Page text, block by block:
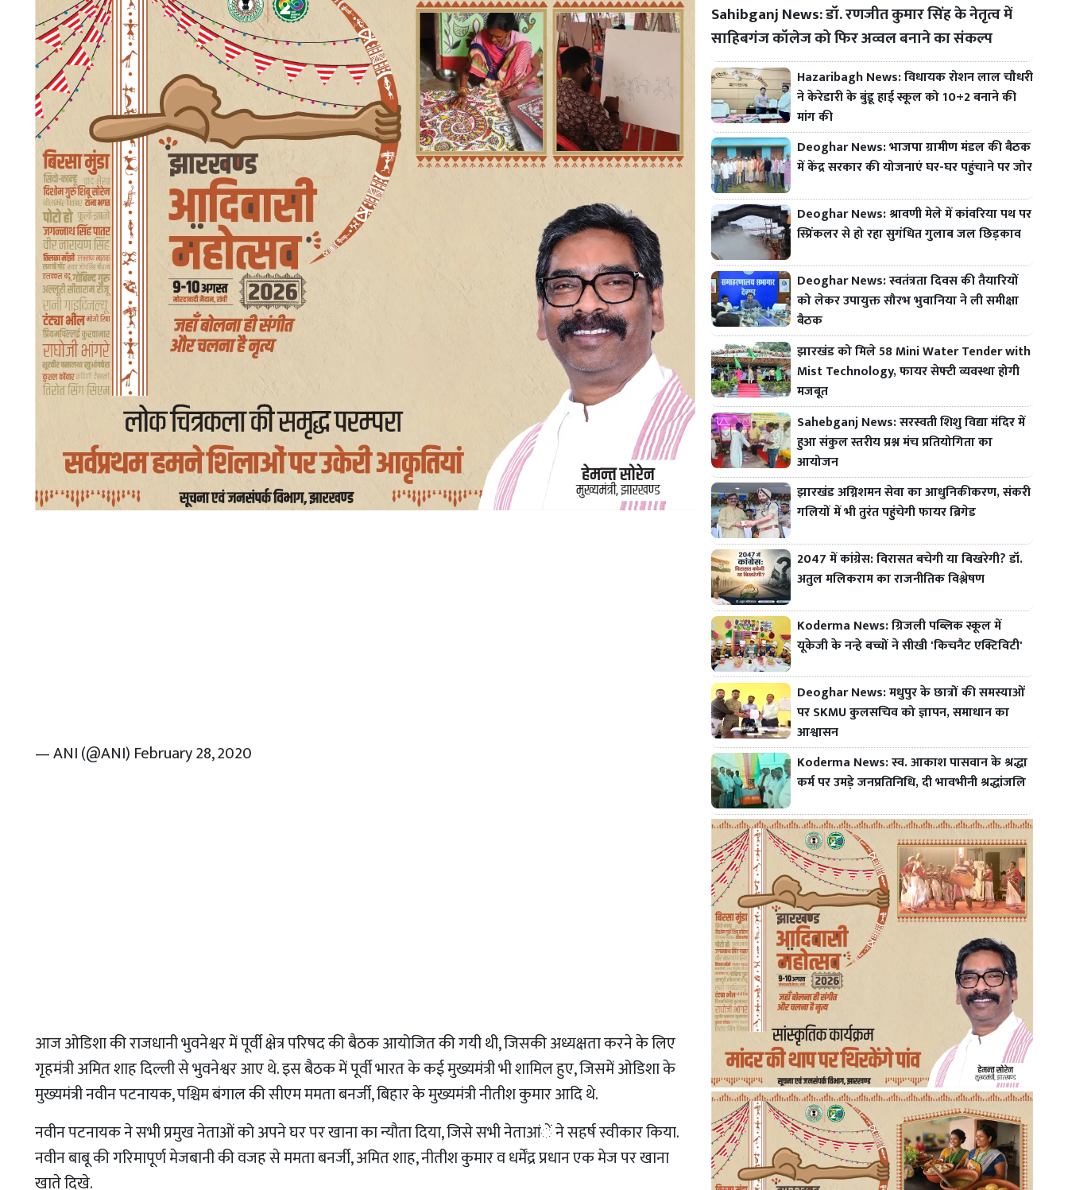
— ANI (@ANI) February 28, 2020
आज ओडिशा की राजधानी भुवनेश्वर में पूर्वी क्षेत्र परिषद की बैठक आयोजित की गयी थी, जिसकी अध्यक्षता करने के लिए
गृहमंत्री अमित शाह दिल्ली से भुवनेश्वर आए थे. इस बैठक में पूर्वी भारत के कई मुख्यमंत्री भी शामिल हुए, जिसमें ओडिशा के
मुख्यमंत्री नवीन पटनायक, पश्चिम बंगाल की सीएम ममता बनर्जी, बिहार के मुख्यमंत्री नीतीश कुमार आदि थे.
नवीन पटनायक ने सभी प्रमुख नेताओं को अपने घर पर खाना का न्यौता दिया, जिसे सभी नेताआंें ने सहर्ष स्वीकार किया.
नवीन बाबू की गरिमापूर्ण मेजबानी की वजह से ममता बनर्जी, अमित शाह, नीतीश कुमार व धर्मेंद्र प्रधान एक मेज पर खाना
खाते दिखे.
Sahibganj News: डॉ. रणजीत कुमार सिंह के नेतृत्व में
साहिबगंज कॉलेज को फिर अव्वल बनाने का संकल्प
Hazaribagh News: विधायक रोशन लाल चौधरी
ने केरेडारी के बुंडू हाई स्कूल को 10+2 बनाने की
मांग की
Deoghar News: भाजपा ग्रामीण मंडल की बैठक
में केंद्र सरकार की योजनाएं घर-घर पहुंचाने पर जोर
Deoghar News: श्रावणी मेले में कांवरिया पथ पर
स्प्रिंकलर से हो रहा सुगंधित गुलाब जल छिड़काव
Deoghar News: स्वतंत्रता दिवस की तैयारियों
को लेकर उपायुक्त सौरभ भुवानिया ने ली समीक्षा
बैठक
झारखंड को मिले 58 Mini Water Tender with
Mist Technology, फायर सेफ्टी व्यवस्था होगी
मजबूत
Sahebganj News: सरस्वती शिशु विद्या मंदिर में
हुआ संकुल स्तरीय प्रश्न मंच प्रतियोगिता का
आयोजन
झारखंड अग्निशमन सेवा का आधुनिकीकरण, संकरी
गलियों में भी तुरंत पहुंचेगी फायर ब्रिगेड
2047 में कांग्रेस: विरासत बचेगी या बिखरेगी? डॉ.
अतुल मलिकराम का राजनीतिक विश्लेषण
Koderma News: ग्रिजली पब्लिक स्कूल में
यूकेजी के नन्हे बच्चों ने सीखी 'किचनैट एक्टिविटी'
Deoghar News: मधुपुर के छात्रों की समस्याओं
पर SKMU कुलसचिव को ज्ञापन, समाधान का
आश्वासन
Koderma News: स्व. आकाश पासवान के श्रद्धा
कर्म पर उमड़े जनप्रतिनिधि, दी भावभीनी श्रद्धांजलि